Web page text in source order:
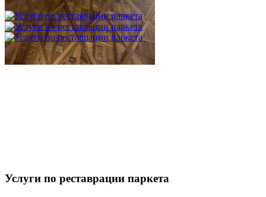
3 600 ₽
Услуги по реставрации паркета